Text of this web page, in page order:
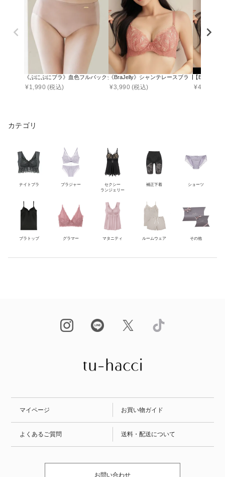
《ぷにぷにブラ》血色フルバックショーツ【ショーツ単品】
¥1,990 (税込)
《BraJelly》シャンテレースブラ【ブラ単品】
¥3,990 (税込)
【EFGカッ
¥4,990
カテゴリ
ナイトブラ ブラジャー
セクシー
ランジェリー
補正下着 ショーツ
ブラトップ グラマー マタニティ ルームウェア その他
マイページ お買い物ガイド
よくあるご質問 送料・配送について
お問い合わせ